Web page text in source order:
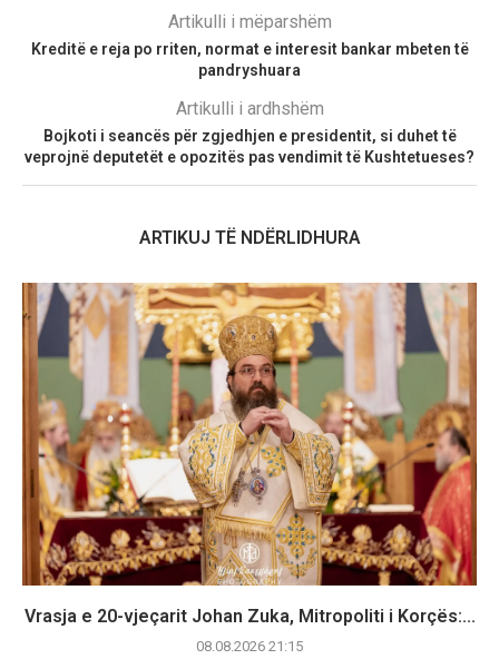
Artikulli i mëparshëm
Kreditë e reja po rriten, normat e interesit bankar mbeten të
pandryshuara
Artikulli i ardhshëm
Bojkoti i seancës për zgjedhjen e presidentit, si duhet të
veprojnë deputetët e opozitës pas vendimit të Kushtetueses?
ARTIKUJ TË NDËRLIDHURA
Vrasja e 20-vjeçarit Johan Zuka, Mitropoliti i Korçës:...
08.08.2026 21:15